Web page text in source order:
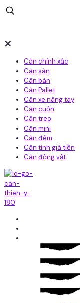
✕
Cân chính xác
Cân sàn
Cân bàn
Cân Pallet
Cân xe nâng tay
Cân cuộn
Cân treo
Cân mini
Cân đếm
Cân tính giá tiền
Cân động vật